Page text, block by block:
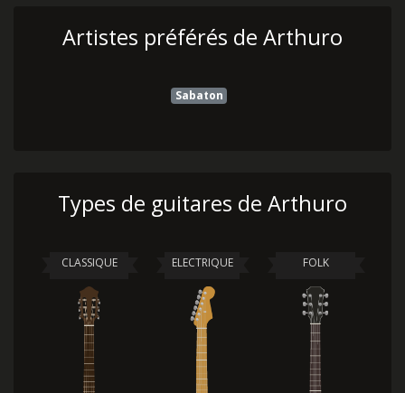
Artistes préférés de Arthuro
Sabaton
Types de guitares de Arthuro
CLASSIQUE ELECTRIQUE FOLK